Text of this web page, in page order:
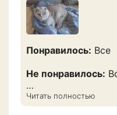
Понравилось: Все
Не понравилось:
Как всегда на
Котик кушает с
Читать полностью